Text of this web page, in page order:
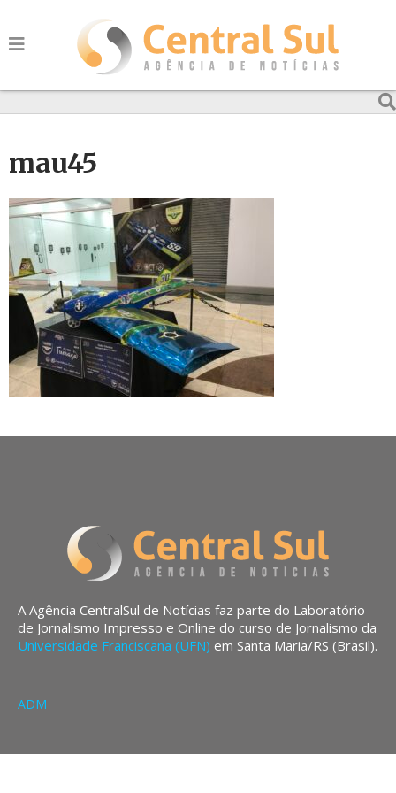
mau45
A Agência CentralSul de Notícias faz parte do Laboratório
de Jornalismo Impresso e Online do curso de Jornalismo da
Universidade Franciscana (UFN) em Santa Maria/RS (Brasil).
ADM